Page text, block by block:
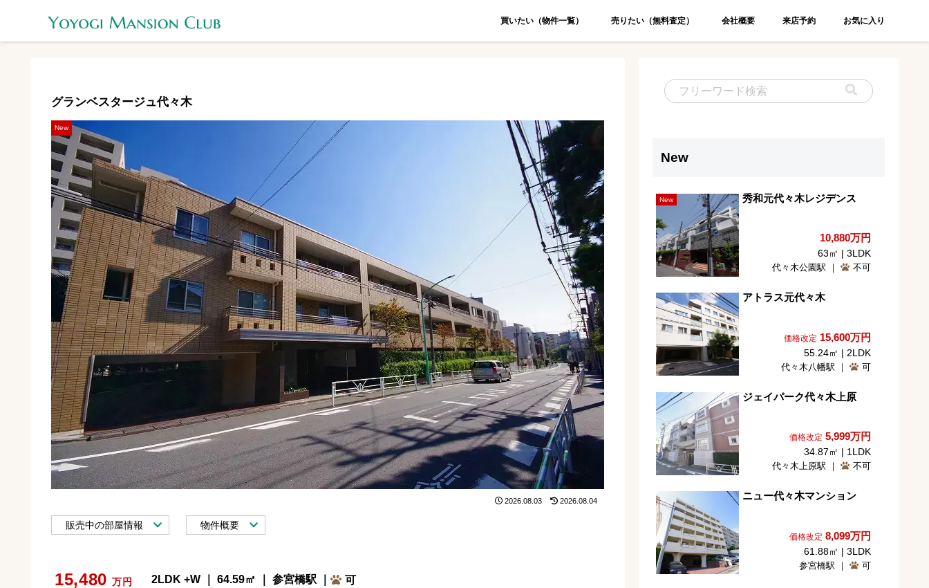
買いたい（物件一覧） 売りたい（無料査定） 会社概要 来店予約 お気に入り
グランベスタージュ代々木
New
2026.08.03 2026.08.04
販売中の部屋情報 物件概要
15,480 万円 2LDK +W ｜ 64.59㎡ ｜ 参宮橋駅 ｜ 可
New
New 秀和元代々木レジデンス
10,880万円
63㎡ | 3LDK
代々木公園駅 ｜ 不可
アトラス元代々木
価格改定 15,600万円
55.24㎡ | 2LDK
代々木八幡駅 ｜ 可
ジェイパーク代々木上原
価格改定 5,999万円
34.87㎡ | 1LDK
代々木上原駅 ｜ 不可
ニュー代々木マンション
価格改定 8,099万円
61.88㎡ | 3LDK
参宮橋駅 ｜ 可